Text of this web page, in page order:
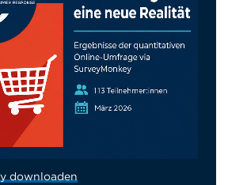
downloaden